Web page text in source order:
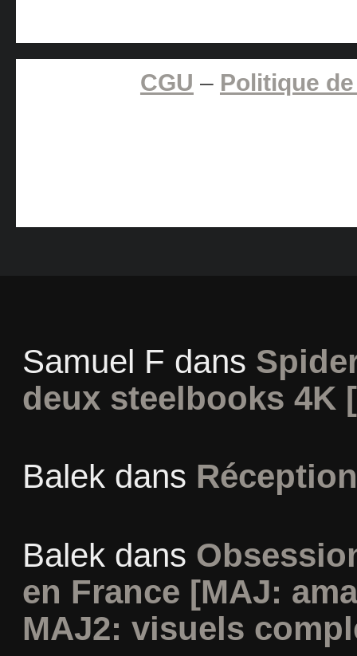
CGU – Politique
Samuel F dans
deux steelbooks 4K
Balekdans
Balekdans
en France [MAJ:
MAJ2: visuels